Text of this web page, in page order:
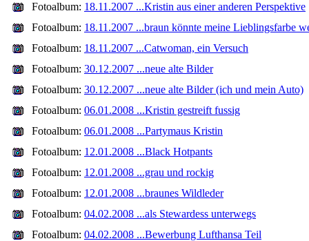
Fotoalbum: 18.11.2007 ...Kristin aus einer anderen Perspektive
Fotoalbum: 18.11.2007 ...braun könnte meine Lieblingsfarbe
Fotoalbum: 18.11.2007 ...Catwoman, ein Versuch
Fotoalbum: 30.12.2007 ...neue alte Bilder
Fotoalbum: 30.12.2007 ...neue alte Bilder (ich und mein Auto)
Fotoalbum: 06.01.2008 ...Kristin gestreift fussig
Fotoalbum: 06.01.2008 ...Partymaus Kristin
Fotoalbum: 12.01.2008 ...Black Hotpants
Fotoalbum: 12.01.2008 ...grau und rockig
Fotoalbum: 12.01.2008 ...braunes Wildleder
Fotoalbum: 04.02.2008 ...als Stewardess unterwegs
Fotoalbum: 04.02.2008 ...Bewerbung Lufthansa Teil